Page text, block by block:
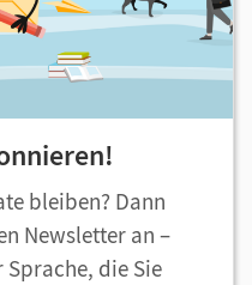
bleiben? Dann
Newsletter an –
die Sie